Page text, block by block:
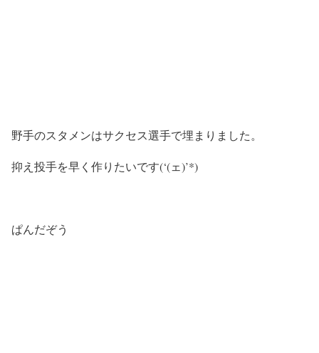
野手のスタメンはサクセス選手で埋まりました。
抑え投手を早く作りたいです(‘(ェ)’*)
ぱんだぞう